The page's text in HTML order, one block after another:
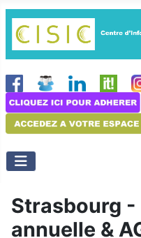
Strasbourg -
annuelle &